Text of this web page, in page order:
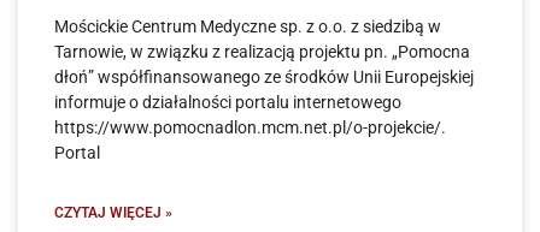
Mościckie Centrum Medyczne sp. z o.o. z siedzibą w
Tarnowie, w związku z realizacją projektu pn. „Pomocna
dłoń” współfinansowanego ze środków Unii Europejskiej
informuje o działalności portalu internetowego
https://www.pomocnadlon.mcm.net.pl/o-projekcie/.
Portal
CZYTAJ WIĘCEJ »